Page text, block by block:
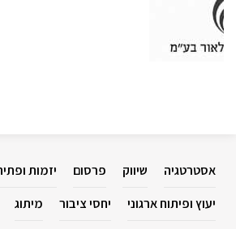
אסטרטגיה שיווק פרסום
יזמות
יעוץ ופיתוח ארגוני
יחסי ציבור מיתוג